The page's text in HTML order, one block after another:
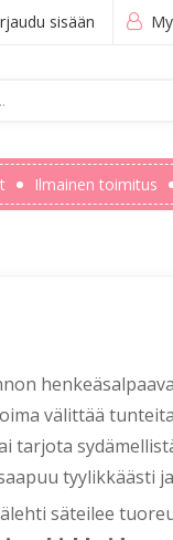
sisään
Ilmainen toimitus
välittää
tarjota
tyylikkäästi
säteilee